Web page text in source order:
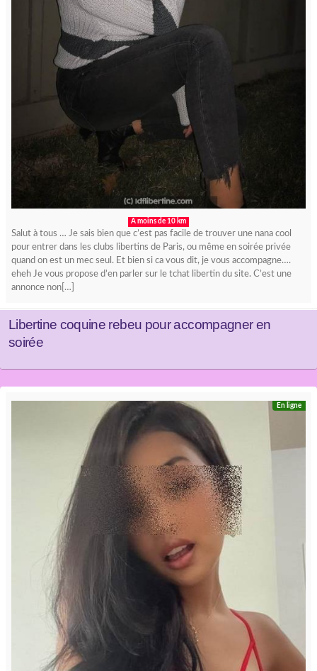
A moins de 10 km
Salut à tous … Je sais bien que c’est pas facile de trouver une nana cool
pour entrer dans les clubs libertins de Paris, ou même en soirée privée
quand on est un mec seul. Et bien si ca vous dit, je vous accompagne….
eheh Je vous propose d’en parler sur le tchat libertin du site. C’est une
annonce non[…]
Libertine coquine rebeu pour accompagner en
soirée
En ligne